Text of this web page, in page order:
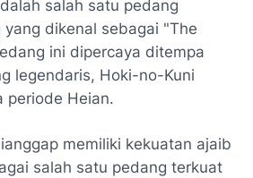
salah satu pedang
dikenal sebagai "The
ini dipercaya ditempa
legendaris, Hoki-no-Kuni
periode Heian.
memiliki kekuatan ajaib
salah satu pedang terkuat